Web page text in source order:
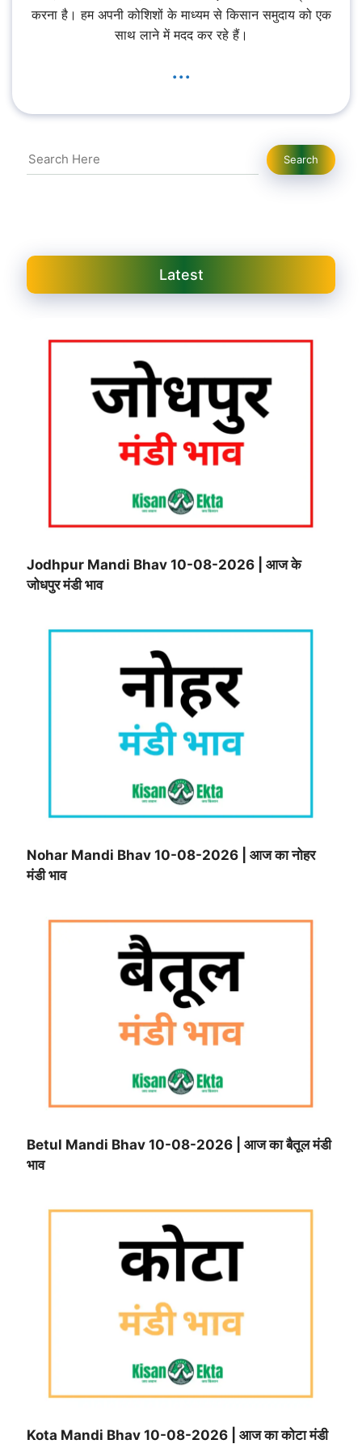
करना है। हम अपनी कोशिशों के माध्यम से किसान समुदाय को एक
साथ लाने में मदद कर रहे हैं।
...
Search Search
Latest
Jodhpur Mandi Bhav 10-08-2026 | आज के
जोधपुर मंडी भाव
Nohar Mandi Bhav 10-08-2026 | आज का नोहर
मंडी भाव
Betul Mandi Bhav 10-08-2026 | आज का बैतूल मंडी
भाव
Kota Mandi Bhav 10-08-2026 | आज का कोटा मंडी